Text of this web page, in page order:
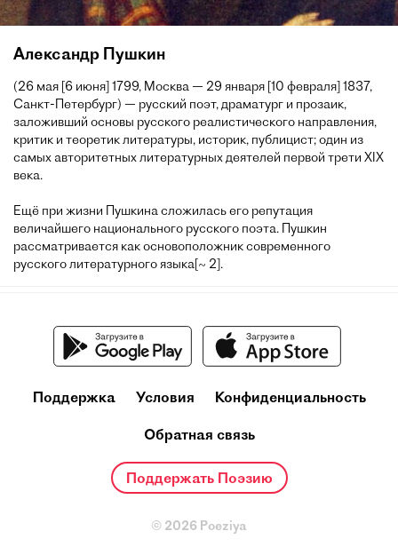
Александр Пушкин
(26 мая [6 июня] 1799, Москва — 29 января [10 февраля] 1837,
Санкт-Петербург) — русский поэт, драматург и прозаик,
заложивший основы русского реалистического направления,
критик и теоретик литературы, историк, публицист; один из
самых авторитетных литературных деятелей первой трети XIX
века.
Ещё при жизни Пушкина сложилась его репутация
величайшего национального русского поэта. Пушкин
рассматривается как основоположник современного
русского литературного языка[~ 2].
Поддержка Условия Конфиденциальность
Обратная связь
Поддержать Поэзию
© 2026 Poeziya